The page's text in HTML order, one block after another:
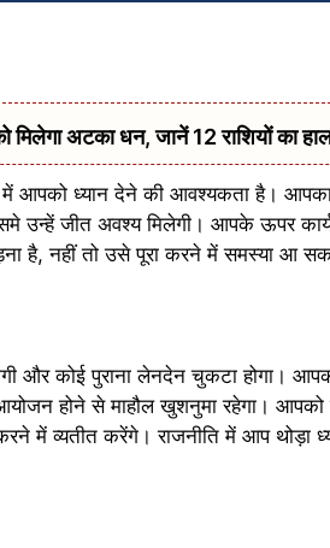
अटका धन, जानें 12 राशियों का
में आपको ध्यान देने की आवश्यकता है।
उन्हें जीत अवश्य मिलेगी। आपके ऊपर
है, नहीं तो उसे पूरा करने में समस्या आ
और कोई पुराना लेनदेन चुकटा होगा।
होने से माहौल खुशनुमा रहेगा। आपको
व्यतीत करेंगे। राजनीति में आप थोड़ा